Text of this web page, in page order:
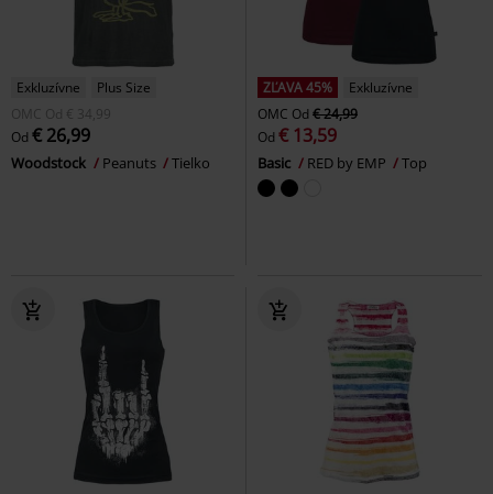
Exkluzívne
Plus Size
OMC Od € 34,99
Od € 26,99
Woodstock Peanuts Tielko
ZĽAVA 45%
Exkluzívne
OMC Od € 24,99
Od € 13,59
Basic RED by EMP Top